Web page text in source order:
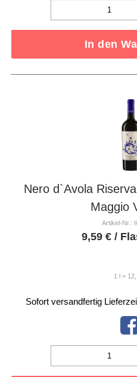
In den
Nero d`Avola
Maggio
Artikel-Nr.:
9,59 €/
1 l =
Sofort versandfertig